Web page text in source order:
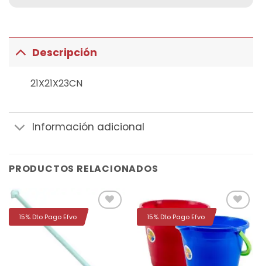
Descripción
21X21X23CN
Información adicional
PRODUCTOS RELACIONADOS
15% Dto Pago Efvo
Añadir
a la
lista de
deseos
15% Dto Pago Efvo